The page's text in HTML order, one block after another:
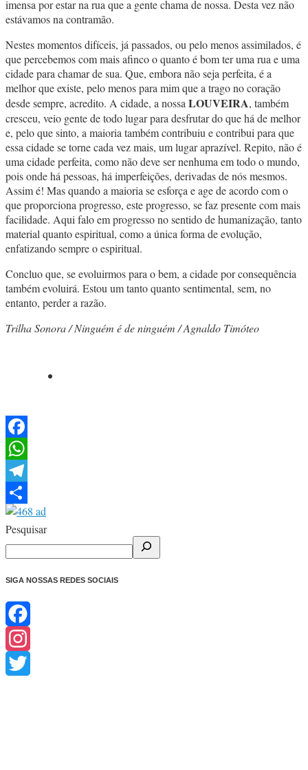
imensa por estar na rua que a gente chama de nossa. Desta vez não
estávamos na contramão.
Nestes momentos difíceis, já passados, ou pelo menos assimilados, é
que percebemos com mais afinco o quanto é bom ter uma rua e uma
cidade para chamar de sua. Que, embora não seja perfeita, é a
melhor que existe, pelo menos para mim que a trago no coração
desde sempre, acredito. A cidade, a nossa LOUVEIRA, também
cresceu, veio gente de todo lugar para desfrutar do que há de melhor
e, pelo que sinto, a maioria também contribuiu e contribui para que
essa cidade se torne cada vez mais, um lugar aprazível. Repito, não é
uma cidade perfeita, como não deve ser nenhuma em todo o mundo,
pois onde há pessoas, há imperfeições, derivadas de nós mesmos.
Assim é! Mas quando a maioria se esforça e age de acordo com o
que proporciona progresso, este progresso, se faz presente com mais
facilidade. Aqui falo em progresso no sentido de humanização, tanto
material quanto espiritual, como a única forma de evolução,
enfatizando sempre o espiritual.
Concluo que, se evoluirmos para o bem, a cidade por consequência
também evoluirá. Estou um tanto quanto sentimental, sem, no
entanto, perder a razão.
Trilha Sonora / Ninguém é de ninguém / Agnaldo Timóteo
Facebook
WhatsApp
Telegram
Share
Pesquisar
SIGA NOSSAS REDES SOCIAIS
Facebook
Instagram